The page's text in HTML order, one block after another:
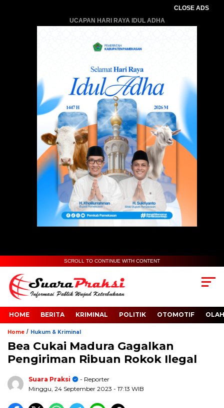
CLOSE ADS
UCAPAN HARI RAYA IDUL ADHA
SCROLL TO CONTINUE WITH CONTENT
HOME BERITA KRIMINAL POLITIK OTOMOTIF
Home / Hukum & Kriminal
Bea Cukai Madura Gagalkan
Pengiriman Ribuan Rokok Ilegal
Suara Praksi
- Reporter
Minggu, 24 September 2023 - 17:13 WIB